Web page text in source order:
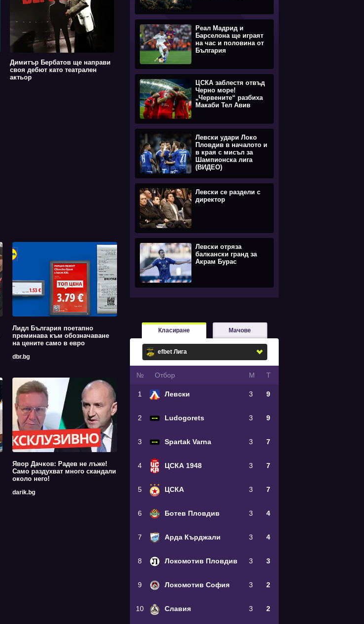
Димитър Бербатов ще направи
своя дебют като театрален
актьор
Лидл България поетапно
преминава към обозначаване
на цените само в евро
dbr.bg
Явор Дачков: Радев не лъже!
Само раздухват много скандали
около него!
darik.bg
Реал Мадрид и
Барселона ще играят
на час и половина от
България
ЦСКА заблестя отвъд
Черно море!
„Червените“ разбиха
Макаби Тел Авив
Левски удари Локо
Пловдив в началото и
в края с мисъл за
Шампионска лига
(ВИДЕО)
Левски се раздели с
директор
Левски отряза
балкански гранд за
Акрам Бурас
Класиране Мачове
№ Oтбор М Т
1 Левски 3 9
2 Ludogorets 3 9
3 Spartak Varna 3 7
4 ЦСКА 1948 3 7
5 ЦСКА 3 7
6 Ботев Пловдив 3 4
7 Арда Кърджали 3 4
8 Локомотив Пловдив 3 3
9 Локомотив София 3 2
10 Славия 3 2